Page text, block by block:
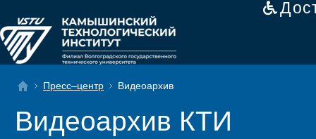
Пресс–центр Видеоархив
Видеоархив КТИ